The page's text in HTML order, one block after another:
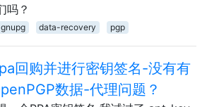
吗？
gnupg data-recovery pgp
回购并进行密钥签名-没有有
数据-代理问题？